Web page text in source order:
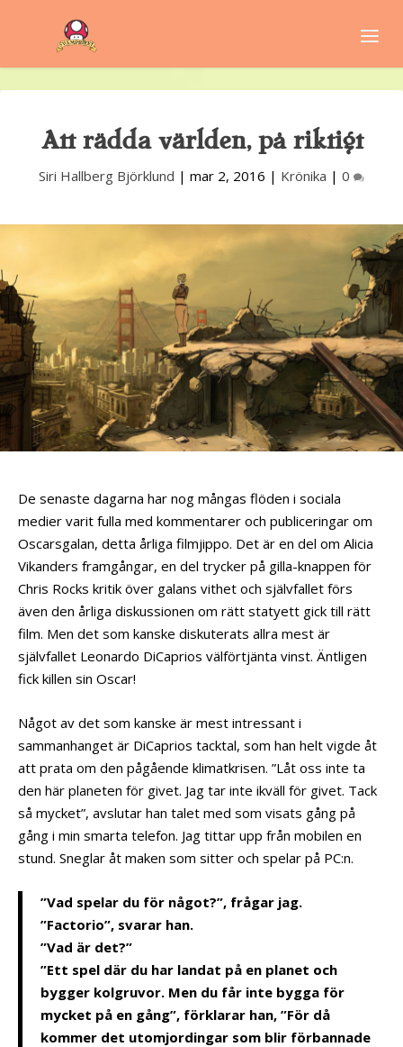
Att rädda världen, på riktigt
Siri Hallberg Björklund | mar 2, 2016 | Krönika | 0
De senaste dagarna har nog mångas flöden i sociala
medier varit fulla med kommentarer och publiceringar om
Oscarsgalan, detta årliga filmjippo. Det är en del om Alicia
Vikanders framgångar, en del trycker på gilla-knappen för
Chris Rocks kritik över galans vithet och självfallet förs
även den årliga diskussionen om rätt statyett gick till rätt
film. Men det som kanske diskuterats allra mest är
självfallet Leonardo DiCaprios välförtjänta vinst. Äntligen
fick killen sin Oscar!
Något av det som kanske är mest intressant i
sammanhanget är DiCaprios tacktal, som han helt vigde åt
att prata om den pågående klimatkrisen. ”Låt oss inte ta
den här planeten för givet. Jag tar inte ikväll för givet. Tack
så mycket”, avslutar han talet med som visats gång på
gång i min smarta telefon. Jag tittar upp från mobilen en
stund. Sneglar åt maken som sitter och spelar på PC:n.
”Vad spelar du för något?”, frågar jag.
”Factorio”, svarar han.
”Vad är det?”
”Ett spel där du har landat på en planet och
bygger kolgruvor. Men du får inte bygga för
mycket på en gång”, förklarar han, ”För då
kommer det utomjordingar som blir förbannade